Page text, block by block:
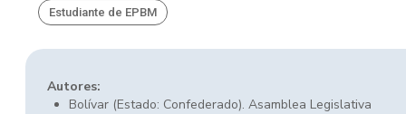
Estudiante de EPBM
Autores:
Bolívar (Estado: Confederado). Asamblea Legislativa